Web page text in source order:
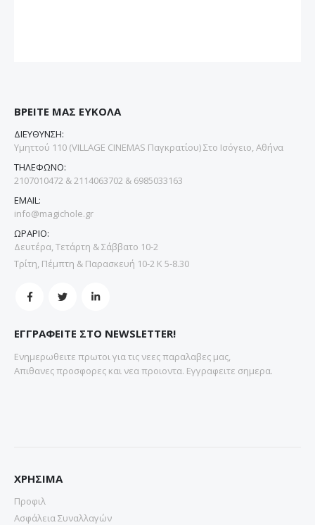
ΒΡΕΙΤΕ ΜΑΣ ΕΥΚΟΛΑ
ΔΙΕΥΘΥΝΣΗ:
Υμηττού 110 (VILLAGE CINEMAS Παγκρατίου) Στο Ισόγειο, Αθήνα
ΤΗΛΕΦΩΝΟ:
2107010472 & 2114063702 & 6985033163
EMAIL:
info@magichole.gr
ΩΡΑΡΙΟ:
Δευτέρα, Τετάρτη & Σάββατο 10-2
Τρίτη, Πέμπτη & Παρασκευή 10-2 Κ 5-8.30
ΕΓΓΡΑΦΕΙΤΕ ΣΤΟ NEWSLETTER!
Ενημερωθειτε πρωτοι για τις νεες παραλαβες μας,
Απιθανες προσφορες και νεα προιοντα. Εγγραφειτε σημερα.
ΧΡΗΣΙΜΑ
Προφιλ
Ασφάλεια Συναλλαγών